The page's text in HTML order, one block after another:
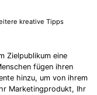
kreative Tipps
Zielpublikum eine
fügen ihren
hinzu, um von ihrem
Marketingprodukt, Ihr